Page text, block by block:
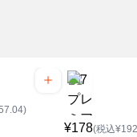
¥178(税込